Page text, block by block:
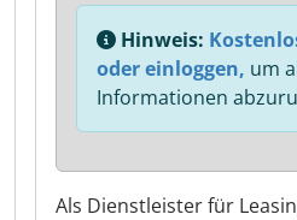
Als Dienstleister für
Hinweis:
oder einloggen, um
Informationen